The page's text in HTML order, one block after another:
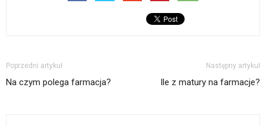
Poprzedni artykuł
Na czym polega farmacja?
Następny artykuł
Ile z matury na farmacje?